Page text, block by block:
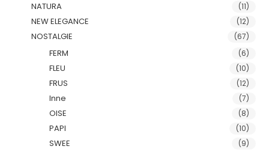
NATURA (11)
NEW ELEGANCE (12)
NOSTALGIE (67)
FERM (6)
FLEU (10)
FRUS (12)
Inne (7)
OISE (8)
PAPI (10)
SWEE (9)